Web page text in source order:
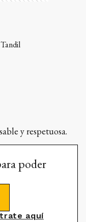
y respetuosa.
poder
aquí